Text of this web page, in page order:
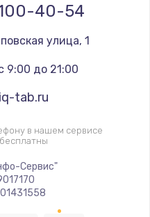
40-54
улица, 1
9:00 до 21:00
tab.ru
в нашем сервисе
Сервис"